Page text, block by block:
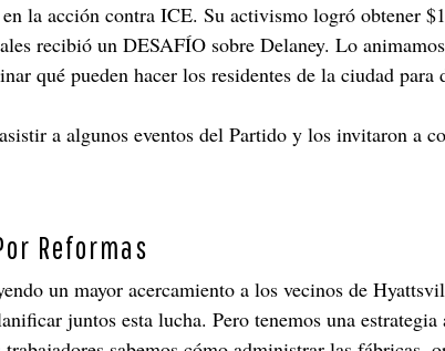
la acción contra ICE. Su activismo logró obtener
recibió un DESAFÍO sobre Delaney. Lo
qué pueden hacer los residentes de la ciudad para
a algunos eventos del Partido y los invitaron a
Reformas
un mayor acercamiento a los vecinos de
juntos esta lucha. Pero tenemos una